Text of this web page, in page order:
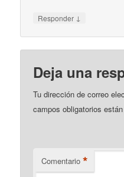
Responder ↓
Deja una
Tu dirección de correo
campos obligatorios
Comentario *